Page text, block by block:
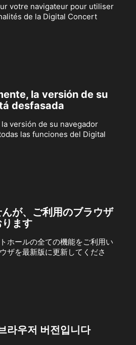
votre navigateur pour utiliser
de la Digital Concert
la versión de su
desfasada
versión de su navegador
las funciones del Digital
が、ご利用のブラウザ
ます
ホールの全ての機能をご利用い
ザを最新版に更新してくださ
라우저 버전입니다